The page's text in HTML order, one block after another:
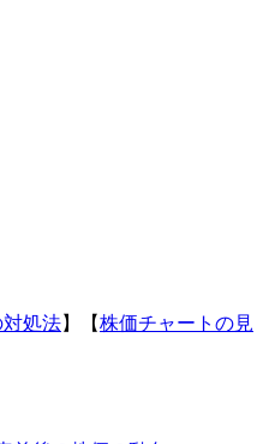
処法】【株価チャートの見